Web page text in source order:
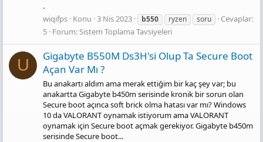
.
wiqifps Konu 3 Nis 2023 b550 ryzen soru
Cevaplar:
5 Forum: Sistem Toplama Tavsiyeleri
U
Gigabyte B550M Ds3H'si Olup Ta Secure Boot
Açan Var Mı ?
Bu anakartı aldım ama merak ettiğim bir kaç şey var; bu
anakartta Gigabyte b450m serisinde kronik bir sorun olan
Secure boot açınca soft brick olma hatası var mı? Windows
10 da VALORANT oynamak istiyorum ama VALORANT
oynamak için Secure boot açmak gerekiyor. Gigabyte b450m
serisinde Secure boot...